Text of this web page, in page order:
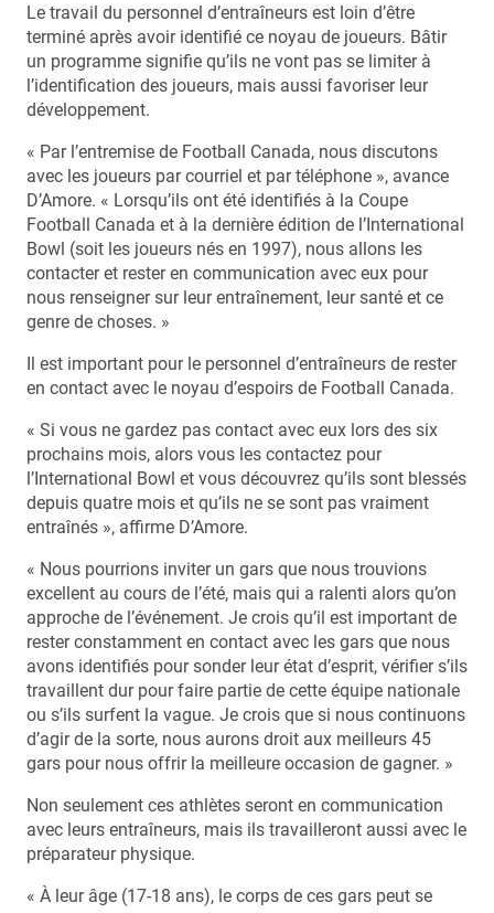
Le travail du personnel d’entraîneurs est loin d’être
terminé après avoir identifié ce noyau de joueurs. Bâtir
un programme signifie qu’ils ne vont pas se limiter à
l’identification des joueurs, mais aussi favoriser leur
développement.
« Par l’entremise de Football Canada, nous discutons
avec les joueurs par courriel et par téléphone », avance
D’Amore. « Lorsqu’ils ont été identifiés à la Coupe
Football Canada et à la dernière édition de l’International
Bowl (soit les joueurs nés en 1997), nous allons les
contacter et rester en communication avec eux pour
nous renseigner sur leur entraînement, leur santé et ce
genre de choses. »
Il est important pour le personnel d’entraîneurs de rester
en contact avec le noyau d’espoirs de Football Canada.
« Si vous ne gardez pas contact avec eux lors des six
prochains mois, alors vous les contactez pour
l’International Bowl et vous découvrez qu’ils sont blessés
depuis quatre mois et qu’ils ne se sont pas vraiment
entraînés », affirme D’Amore.
« Nous pourrions inviter un gars que nous trouvions
excellent au cours de l’été, mais qui a ralenti alors qu’on
approche de l’événement. Je crois qu’il est important de
rester constamment en contact avec les gars que nous
avons identifiés pour sonder leur état d’esprit, vérifier s’ils
travaillent dur pour faire partie de cette équipe nationale
ou s’ils surfent la vague. Je crois que si nous continuons
d’agir de la sorte, nous aurons droit aux meilleurs 45
gars pour nous offrir la meilleure occasion de gagner. »
Non seulement ces athlètes seront en communication
avec leurs entraîneurs, mais ils travailleront aussi avec le
préparateur physique.
« À leur âge (17-18 ans), le corps de ces gars peut se